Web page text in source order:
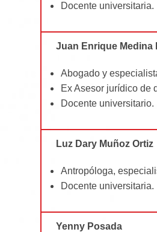
Docente universitaria.
Juan Enrique Medina
Abogado y
Ex Asesor jurídico de
Docente universitario.
Luz Dary Muñoz Ortiz
Antropóloga,
Docente universitaria.
Yenny Posada